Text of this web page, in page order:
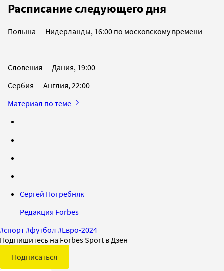
Расписание следующего дня
Польша — Нидерланды, 16:00 по московскому времени
Словения — Дания, 19:00
Сербия — Англия, 22:00
Материал по теме
Сергей Погребняк
Редакция Forbes
#спорт#футбол #Евро-2024
Подпишитесь на Forbes Sport в Дзен
Подписаться